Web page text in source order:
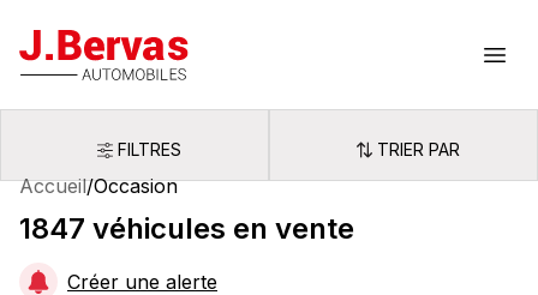
J.Bervas
Filtres
FILTRES Trier par
TRIER PAR
Accueil/Occasion
1847 véhicules en vente
Créer une alerte